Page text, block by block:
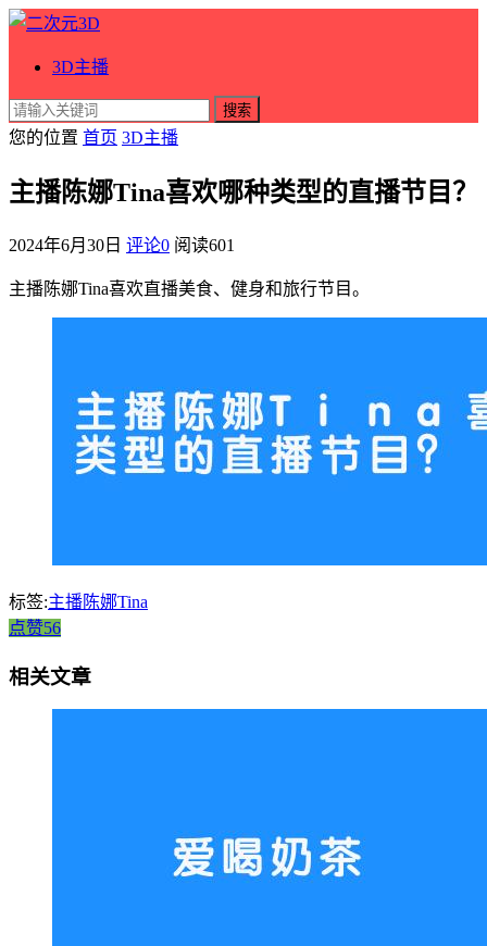
3D主播
搜索
您的位置 首页 3D主播
主播陈娜Tina喜欢哪种类型的直播节目？
2024年6月30日 评论0 阅读601
主播陈娜Tina喜欢直播美食、健身和旅行节目。
标签:主播陈娜Tina
点赞56
相关文章